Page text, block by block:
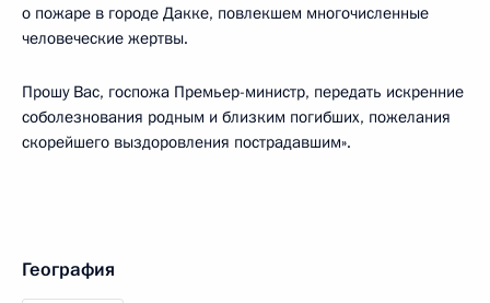
о пожаре в городе Дакке, повлекшем многочисленные
человеческие жертвы.
Прошу Вас, госпожа Премьер-министр, передать искренние
соболезнования родным и близким погибших, пожелания
скорейшего выздоровления пострадавшим».
География